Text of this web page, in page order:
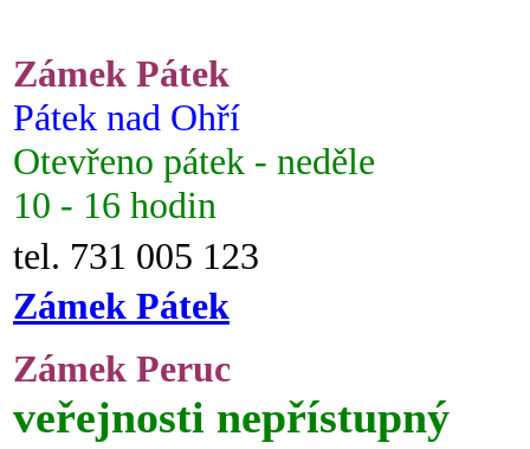
Zámek Pátek
Pátek nad Ohří
Otevřeno pátek - neděle
10 - 16 hodin
tel. 731 005 123
Zámek Pátek
Zámek Peruc
veřejnosti nepřístupný